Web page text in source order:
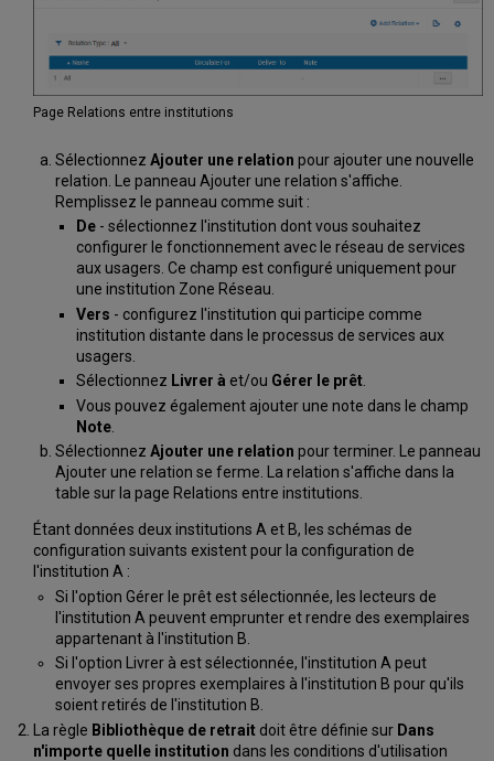
Page Relations entre institutions
Sélectionnez Ajouter une relation pour ajouter une nouvelle
relation. Le panneau Ajouter une relation s'affiche.
Remplissez le panneau comme suit :
De - sélectionnez l'institution dont vous souhaitez
configurer le fonctionnement avec le réseau de services
aux usagers. Ce champ est configuré uniquement pour
une institution Zone Réseau.
Vers - configurez l'institution qui participe comme
institution distante dans le processus de services aux
usagers.
Sélectionnez Livrer à et/ou Gérer le prêt
Vous pouvez également ajouter une note dans le champ
Note
Sélectionnez Ajouter une relation pour terminer. Le panneau
Ajouter une relation se ferme. La relation s'affiche dans la
table sur la page Relations entre institutions.
Étant données deux institutions A et B, les schémas de
configuration suivants existent pour la configuration de
l'institution A :
Si l'option Gérer le prêt est sélectionnée, les lecteurs de
l'institution A peuvent emprunter et rendre des exemplaires
appartenant à l'institution B.
Si l'option Livrer à est sélectionnée, l'institution A peut
envoyer ses propres exemplaires à l'institution B pour qu'ils
soient retirés de l'institution B.
La règle Bibliothèque de retraitdoit être définie sur Dans
n'importe quelle institution dans les conditions d'utilisation